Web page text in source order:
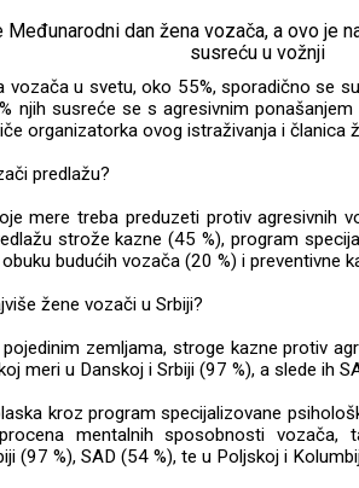
vozača u svetu, oko 55%, sporadično se
njih susreće se s agresivnim
organizatorka ovog istraživanja i članica
predlažu?
mere treba preduzeti protiv agresivnih
strože kazne (45 %), program
budućih vozača (20 %) i preventivne
žene vozači u Srbiji?
pojedinim zemljama, stroge kazne protiv
meri u Danskoj i Srbiji (97 %), a slede ih
kroz program specijalizovane
mentalnih sposobnosti vozača,
(97 %), SAD (54 %), te u Poljskoj i